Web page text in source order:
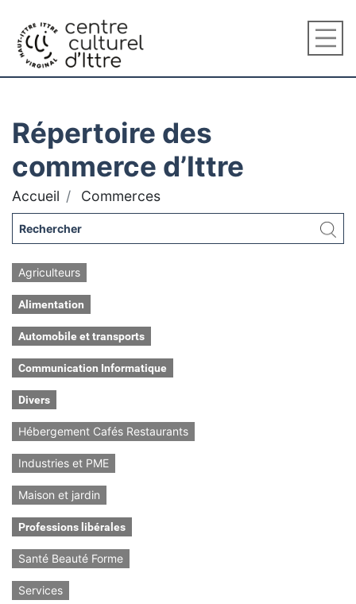
Répertoire des
commerce d’Ittre
Accueil Commerces
Agriculteurs
Alimentation
Automobile et transports
Communication Informatique
Divers
Hébergement Cafés Restaurants
Industries et PME
Maison et jardin
Professions libérales
Santé Beauté Forme
Services